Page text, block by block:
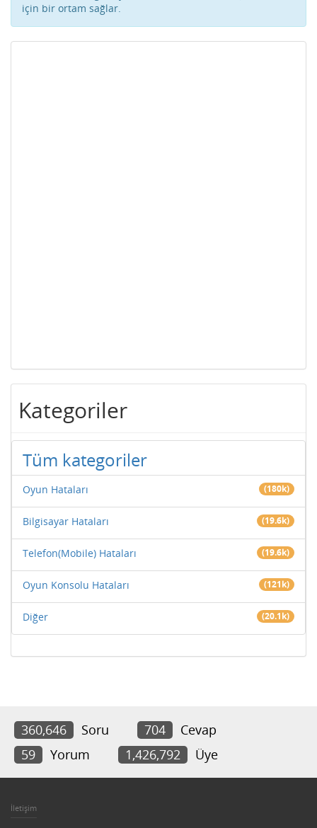
için bir ortam sağlar.
Kategoriler
Tüm kategoriler
Oyun Hataları (180k)
Bilgisayar Hataları (19.6k)
Telefon(Mobile) Hataları (19.6k)
Oyun Konsolu Hataları (121k)
Diğer (20.1k)
360,646 Soru 704
Cevap
59
Yorum 1,426,792 Üye
İletişim